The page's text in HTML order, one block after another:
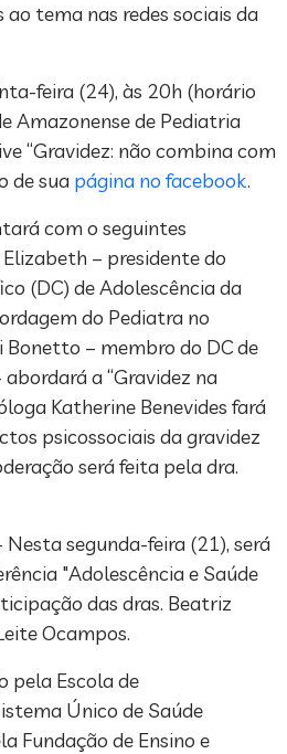
tema nas redes sociais da
feira (24), às 20h (horário
Amazonense de Pediatria
“Gravidez: não combina com
de sua página no facebook.
com o seguintes
– presidente do
(DC) de Adolescência da
do Pediatra no
Bonetto – membro do DC de
a “Gravidez na
Katherine Benevides fará
psicossociais da gravidez
será feita pela dra.
Nesta segunda-feira (21), será
"Adolescência e Saúde
das dras. Beatriz
Ocampos.
pela Escola de
Único de Saúde
Fundação de Ensino e